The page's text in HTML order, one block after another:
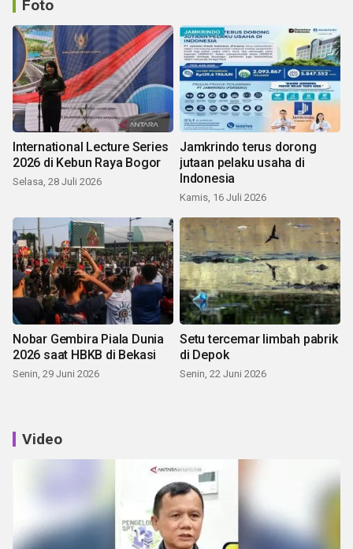
Foto
International Lecture Series
2026 di Kebun Raya Bogor
Selasa, 28 Juli 2026
Jamkrindo terus dorong
jutaan pelaku usaha di
Indonesia
Kamis, 16 Juli 2026
Nobar Gembira Piala Dunia
2026 saat HBKB di Bekasi
Senin, 29 Juni 2026
Setu tercemar limbah pabrik
di Depok
Senin, 22 Juni 2026
Video